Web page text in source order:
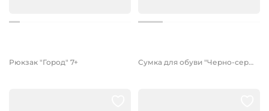
Рюкзак "Город" 7+ Сумка для обуви "Черно-серая" 7+